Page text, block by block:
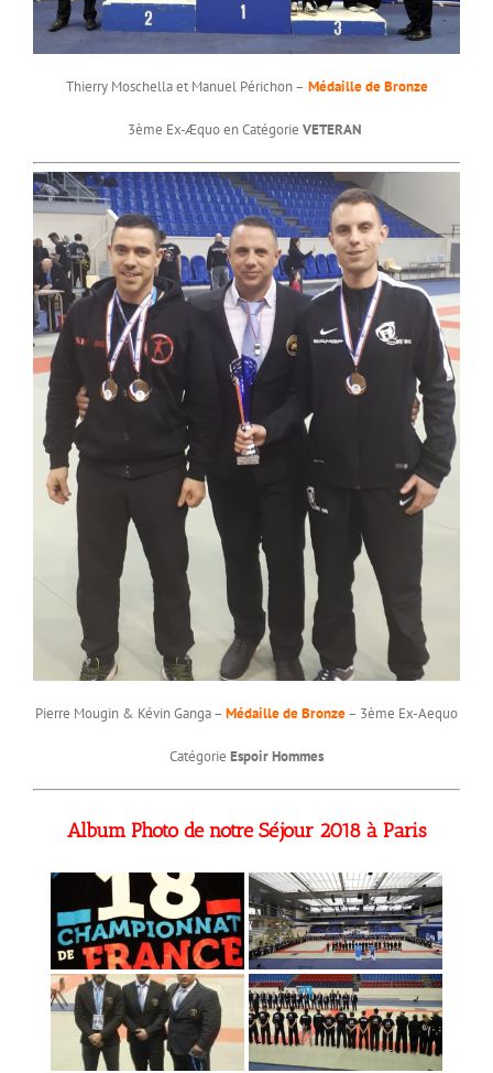
Thierry Moschella et Manuel Périchon – Médaille de Bronze
3ème Ex-Æquo en Catégorie VETERAN
Pierre Mougin & Kévin Ganga – Médaille de Bronze– 3ème Ex-Aequo
Catégorie Espoir Hommes
Album Photo de notre Séjour 2018 à Paris